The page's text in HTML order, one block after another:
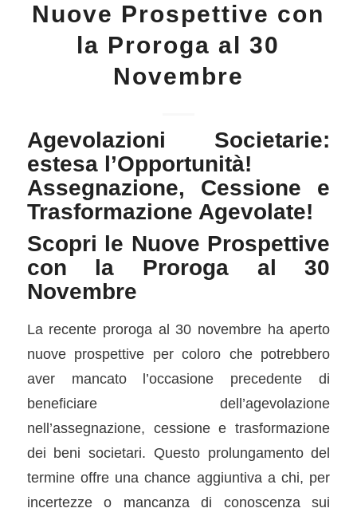
Nuove Prospettive con
la Proroga al 30
Novembre
Agevolazioni Societarie:
estesa l’Opportunità!
Assegnazione, Cessione e
Trasformazione Agevolate!
Scopri le Nuove Prospettive
con la Proroga al 30
Novembre
La recente proroga al 30 novembre ha aperto
nuove prospettive per coloro che potrebbero
aver mancato l’occasione precedente di
beneficiare dell’agevolazione
nell’assegnazione, cessione e trasformazione
dei beni societari. Questo prolungamento del
termine offre una chance aggiuntiva a chi, per
incertezze o mancanza di conoscenza sui